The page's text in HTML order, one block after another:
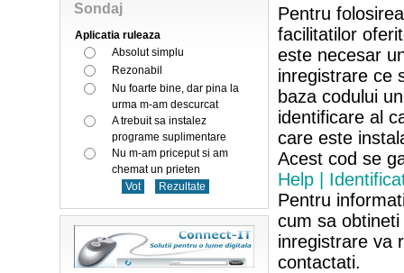
Sondaj
Aplicatia ruleaza
Absolut simplu
Rezonabil
Nu foarte bine, dar pina la
urma m-am descurcat
A trebuit sa instalez
programe suplimentare
Nu m-am priceput si am
chemat un prieten
Pentru
facilitatilor
este necesar
inregistrare ce
baza codului
identificare al
care este
Acest cod se
Help |
Pentru
cum sa
inregistrare va
contactati.